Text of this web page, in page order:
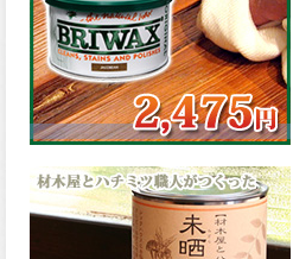
2026.03.09
ハケ塗りでの伸びが良く作業
性と仕上がりに優れた合成樹
脂調合ペイント、SDホルスF4
が新しく販売開始致しまし
た。ご購入はこちらから。
2026.03.06
ファインウレタンの使いやす
さで、低汚染形。塗料用シン
ナーで希釈できる、使いやす